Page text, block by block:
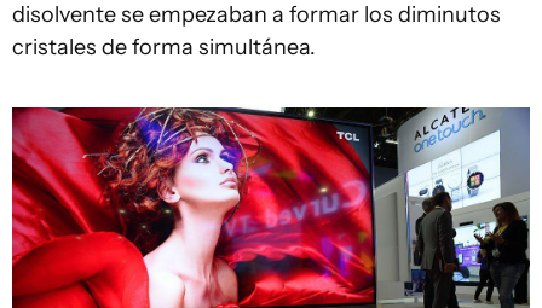
disolvente se empezaban a formar los diminutos
cristales de forma simultánea.